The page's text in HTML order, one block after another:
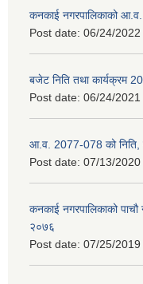
कनकाई नगरपालिकाको
Post date: 06/24/2022
बजेट निति तथा कार्यक्रम
Post date: 06/24/2021
आ.व. 2077-078 को निति,
Post date: 07/13/2020
कनकाई नगरपालिकाको पाचौ
२०७६
Post date: 07/25/